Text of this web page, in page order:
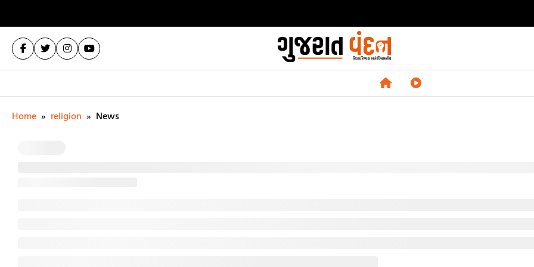
Home » religion » News